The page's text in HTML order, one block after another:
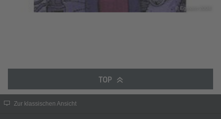
© Egmont 2004
TOP
Zur klassischen Ansicht